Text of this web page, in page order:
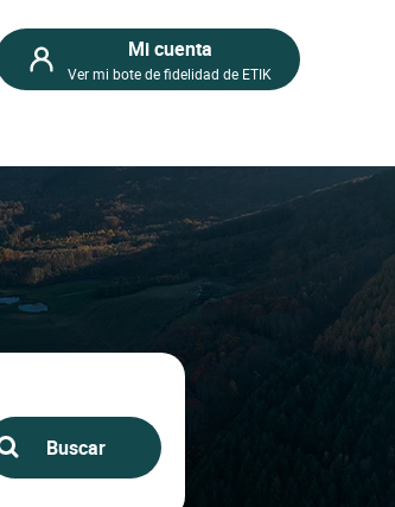
Mi cuenta
Ver mi bote de fidelidad de ETIK